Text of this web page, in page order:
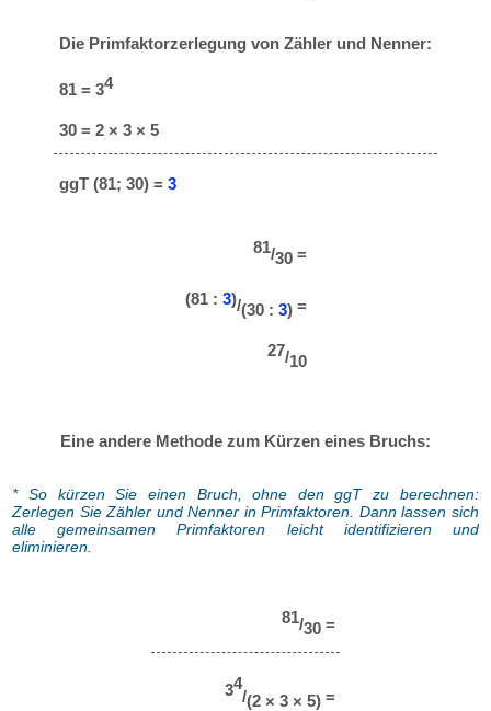
Die Primfaktorzerlegung von Zähler und Nenner:
81 = 34
30 = 2 × 3 × 5
ggT (81; 30) = 3
81/30=
(81 : 3)/(30 : 3)=
27/10
Eine andere Methode zum Kürzen eines Bruchs:
* So kürzen Sie einen Bruch, ohne den ggT zu berechnen:
Zerlegen Sie Zähler und Nenner in Primfaktoren. Dann lassen sich
alle gemeinsamen Primfaktoren leicht identifizieren und
eliminieren.
81/30=
34
/(2 × 3 × 5)=